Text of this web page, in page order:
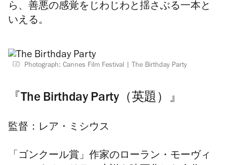
ら、善悪の感覚をじわじわと揺さぶる一本と
いえる。
Photograph: Cannes Film Festival The Birthday Party
『The Birthday Party（英題）』
監督：レア・ミシウス
「ゴンクール賞」作家のローラン・モーヴィ